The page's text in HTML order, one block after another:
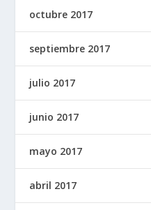
octubre 2017
septiembre 2017
julio 2017
junio 2017
mayo 2017
abril 2017